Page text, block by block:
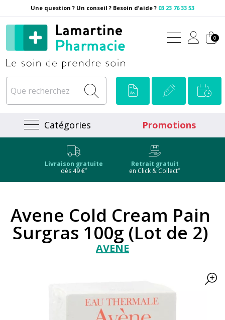
Une question ? Un conseil ? Besoin d’aide ? 03 23 76 33 53
Pharmacie Lamartine
0
Catégories Promotions
Livraison gratuite
dès 49 €*
Retrait gratuit
en Click & Collect*
Avene Cold Cream Pain
Surgras 100g (Lot de 2)
AVENE